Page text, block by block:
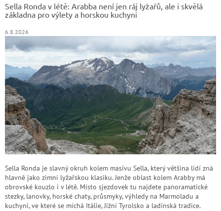
Sella Ronda v létě: Arabba není jen ráj lyžařů, ale i skvělá
základna pro výlety a horskou kuchyni
6.8.2026
Sella Ronda je slavný okruh kolem masivu Sella, který většina lidí zná
hlavně jako zimní lyžařskou klasiku. Jenže oblast kolem Arabby má
obrovské kouzlo i v létě. Místo sjezdovek tu najdete panoramatické
stezky, lanovky, horské chaty, průsmyky, výhledy na Marmoladu a
kuchyni, ve které se míchá Itálie, Jižní Tyrolsko a ladinská tradice.